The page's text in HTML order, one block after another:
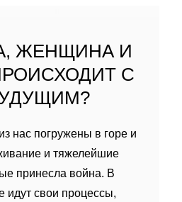
ЖЕНЩИНА И
С
нас погружены в горе и
и тяжелейшие
принесла война. В
идут свои процессы,